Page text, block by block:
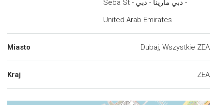
Seba St - دبي مارينا - دبي -
United Arab Emirates
Miasto Dubaj, Wszystkie ZEA
Kraj ZEA